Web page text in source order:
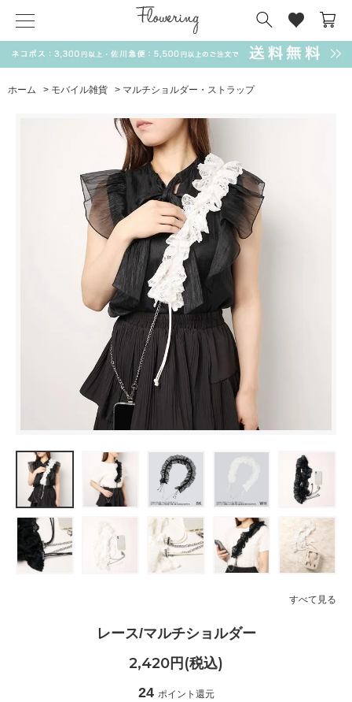
ホーム > モバイル雑貨 > マルチショルダー・ストラップ
すべて見る
レース/マルチショルダー
2,420円(税込)
24 ポイント還元
気化冷却スカーフ matsui サンリオ キーポーチ
MAGUFIT チャーム ドラえもん PUKUMARU
SALE